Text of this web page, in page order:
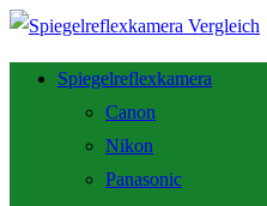
Spiegelreflexkamera
Canon
Nikon
Panasonic